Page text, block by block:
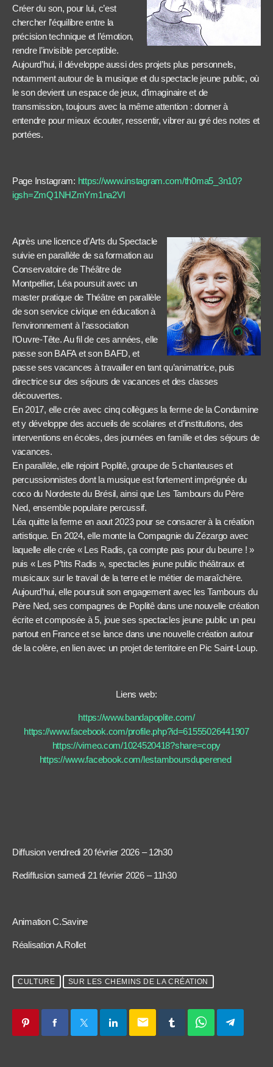
Créer du son, pour lui, c’est
chercher l’équilibre entre la
précision technique et l’émotion,
rendre l’invisible perceptible.
Aujourd’hui, il développe aussi des projets plus personnels,
notamment autour de la musique et du spectacle jeune public, où
le son devient un espace de jeux, d’imaginaire et de
transmission, toujours avec la même attention : donner à
entendre pour mieux écouter, ressentir, vibrer au gré des notes et
portées.
Page Instagram: https://www.instagram.com/th0ma5_3n10?
igsh=ZmQ1NHZmYm1na2Vl
Après une licence d’Arts du Spectacle
suivie en parallèle de sa formation au
Conservatoire de Théâtre de
Montpellier, Léa poursuit avec un
master pratique de Théâtre en parallèle
de son service civique en éducation à
l’environnement à l’association
l’Ouvre-Tête. Au fil de ces années, elle
passe son BAFA et son BAFD, et
passe ses vacances à travailler en tant qu’animatrice, puis
directrice sur des séjours de vacances et des classes
découvertes.
En 2017, elle crée avec cinq collègues la ferme de la Condamine
et y développe des accueils de scolaires et d’institutions, des
interventions en écoles, des journées en famille et des séjours de
vacances.
En parallèle, elle rejoint Poplitê, groupe de 5 chanteuses et
percussionnistes dont la musique est fortement imprégnée du
coco du Nordeste du Brésil, ainsi que Les Tambours du Père
Ned, ensemble populaire percussif.
Léa quitte la ferme en aout 2023 pour se consacrer à la création
artistique. En 2024, elle monte la Compagnie du Zézargo avec
laquelle elle crée « Les Radis, ça compte pas pour du beurre ! »
puis « Les P’tits Radis », spectacles jeune public théâtraux et
musicaux sur le travail de la terre et le métier de maraîchère.
Aujourd’hui, elle poursuit son engagement avec les Tambours du
Père Ned, ses compagnes de Poplitê dans une nouvelle création
écrite et composée à 5, joue ses spectacles jeune public un peu
partout en France et se lance dans une nouvelle création autour
de la colère, en lien avec un projet de territoire en Pic Saint-Loup.
Liens web:
https://www.bandapoplite.com/
https://www.facebook.com/profile.php?id=61555026441907
https://vimeo.com/1024520418?share=copy
https://www.facebook.com/lestamboursduperened
Diffusion vendredi 20 février 2026 – 12h30
Rediffusion samedi 21 février 2026 – 11h30
Animation C.Savine
Réalisation A.Rollet
CULTURE SUR LES CHEMINS DE LA CRÉATION
email